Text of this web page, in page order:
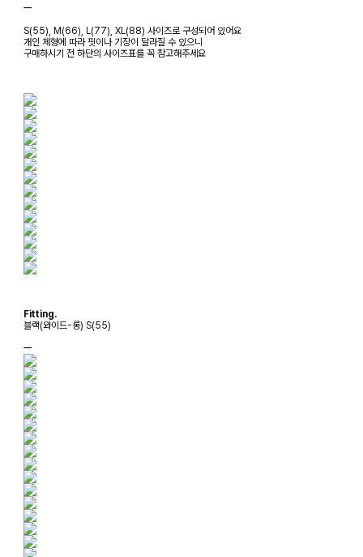
ㅡ
S(55), M(66), L(77), XL(88) 사이즈로 구성되어 있어요
개인 체형에 따라 핏이나 기장이 달라질 수 있으니
구매하시기 전 하단의 사이즈표를 꼭 참고해주세요
Fitting.
블랙(와이드-롱) S(55)
ㅡ